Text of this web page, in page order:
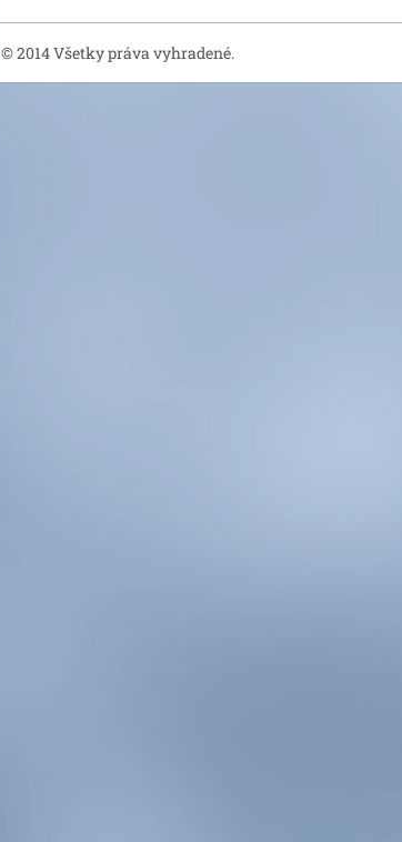
© 2014 Všetky práva vyhradené.